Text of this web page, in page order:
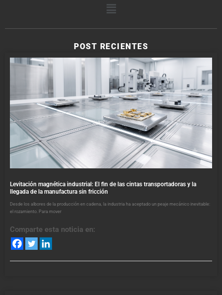
POST RECIENTES
Levitación magnética industrial: El fin de las cintas transportadoras y la
llegada de la manufactura sin fricción
Desde los albores de la producción en cadena, la industria ha aceptado un peaje mecánico inevitable:
el rozamiento. Para mover
Comparte esta noticia en: